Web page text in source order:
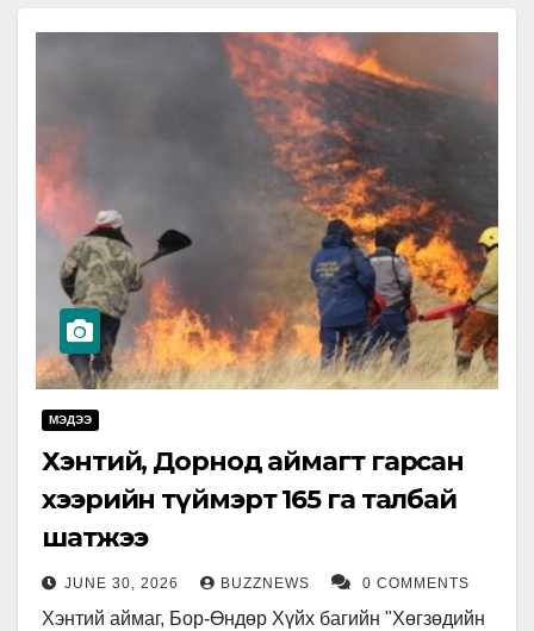
МЭДЭЭ
Хэнтий, Дорнод аймагт гарсан
хээрийн түймэрт 165 га талбай
шатжээ
JUNE 30, 2026 BUZZNEWS 0 COMMENTS
Хэнтий аймаг, Бор-Өндөр Хүйх багийн "Хөгзөдийн